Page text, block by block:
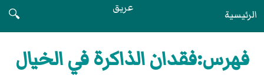
الرئيسية عريق
🔍
فهرس:فقدان الذاكرة في الخيال